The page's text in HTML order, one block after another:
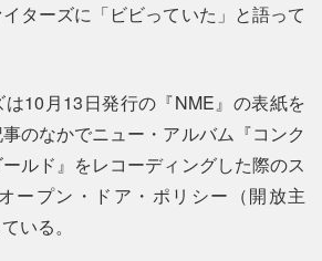
ターズに「ビビっていた」と語って
10月13日発行の『NME』の表紙を
のなかでニュー・アルバム『コンク
ルド』をレコーディングした際のス
ープン・ドア・ポリシー（開放主
いる。